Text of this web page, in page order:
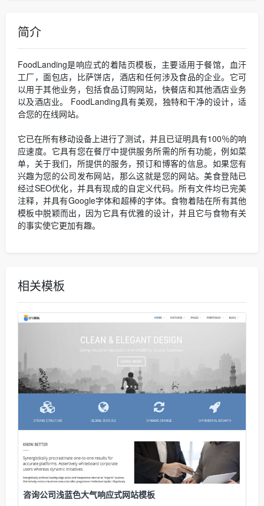
简介
FoodLanding是响应式的着陆页模板，主要适用于餐馆，血汗
工厂，面包店，比萨饼店，酒店和任何涉及食品的企业。它可
以用于其他业务，包括食品订购网站，快餐店和其他酒店业务
以及酒店业。 FoodLanding具有美观，独特和干净的设计，适
合您的在线网站。
它已在所有移动设备上进行了测试，并且已证明具有100％的响
应速度。它具有您在餐厅中提供服务所需的所有功能，例如菜
单，关于我们，所提供的服务，预订和博客的信息。如果您有
兴趣为您的公司发布网站，那么这就是您的网站。美食登陆已
经过SEO优化，并具有现成的自定义代码。所有文件均已完美
注释，并具有Google字体和超棒的字体。食物着陆在所有其他
模板中脱颖而出，因为它具有优雅的设计，并且它与食物有关
的事实使它更加有趣。
相关模板
咨询公司浅蓝色大气响应式网站模板